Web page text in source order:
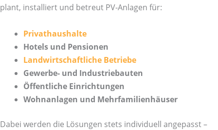
plant, installiert und betreut PV-Anlagen für:
Privathaushalte
Hotels und Pensionen
Landwirtschaftliche Betriebe
Gewerbe- und Industriebauten
Öffentliche Einrichtungen
Wohnanlagen und Mehrfamilienhäuser
Dabei werden die Lösungen stets individuell angepasst –